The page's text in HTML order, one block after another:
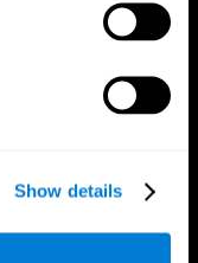
Show details